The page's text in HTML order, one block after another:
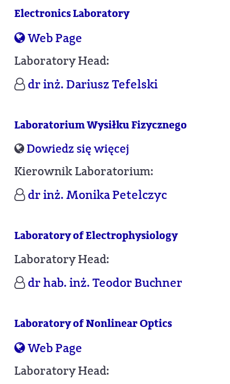
Electronics Laboratory
Web Page
Laboratory Head:
dr inż. Dariusz Tefelski
Laboratorium Wysiłku Fizycznego
Dowiedz się więcej
Kierownik Laboratorium:
dr inż. Monika Petelczyc
Laboratory of Electrophysiology
Laboratory Head:
dr hab. inż. Teodor Buchner
Laboratory of Nonlinear Optics
Web Page
Laboratory Head: